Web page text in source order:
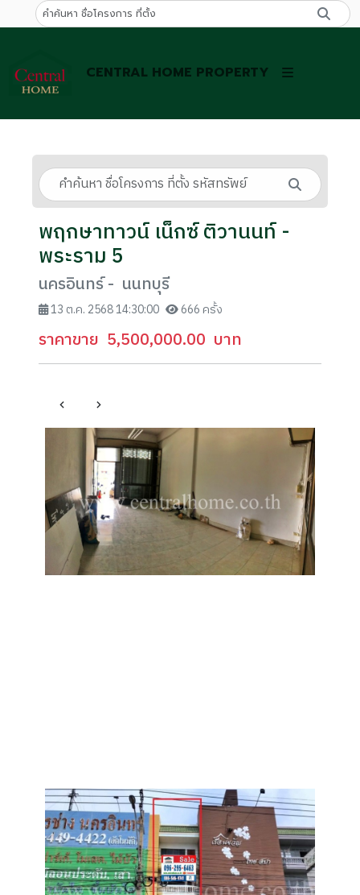
CENTRAL HOME PROPERTY
พฤกษาทาวน์ เน็กซ์ ติวานนท์ -
พระราม 5
นครอินทร์ - นนทบุรี
13 ต.ค. 2568 14:30:00 666 ครั้ง
ราคาขาย 5,500,000.00 บาท